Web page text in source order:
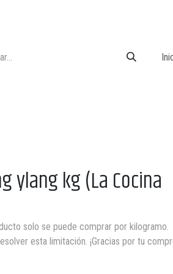
ylang kg (La Cocina
solo se puede comprar por kilogramo.
esta limitación. ¡Gracias por tu